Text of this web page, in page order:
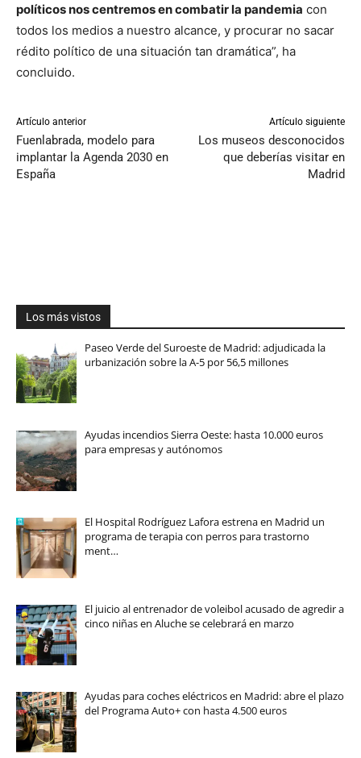
políticos nos centremos en combatir la pandemia con
todos los medios a nuestro alcance, y procurar no sacar
rédito político de una situación tan dramática”, ha
concluido.
Artículo anterior
Fuenlabrada, modelo para
implantar la Agenda 2030 en
España
Artículo siguiente
Los museos desconocidos
que deberías visitar en
Madrid
Los más vistos
Paseo Verde del Suroeste de Madrid: adjudicada la
urbanización sobre la A-5 por 56,5 millones
Ayudas incendios Sierra Oeste: hasta 10.000 euros
para empresas y autónomos
El Hospital Rodríguez Lafora estrena en Madrid un
programa de terapia con perros para trastorno
ment…
El juicio al entrenador de voleibol acusado de agredir a
cinco niñas en Aluche se celebrará en marzo
Ayudas para coches eléctricos en Madrid: abre el plazo
del Programa Auto+ con hasta 4.500 euros